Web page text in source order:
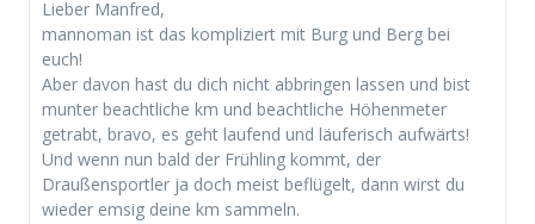
Lieber Manfred,
mannoman ist das kompliziert mit Burg und Berg bei
euch!
Aber davon hast du dich nicht abbringen lassen und bist
munter beachtliche km und beachtliche Höhenmeter
getrabt, bravo, es geht laufend und läuferisch aufwärts!
Und wenn nun bald der Frühling kommt, der
Draußensportler ja doch meist beflügelt, dann wirst du
wieder emsig deine km sammeln.